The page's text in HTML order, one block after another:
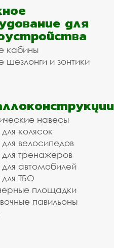
для
кабины
шезлонги и зонтики
навесы
колясок
велосипедов
тренажеров
автомобилей
ТБО
площадки
павильоны